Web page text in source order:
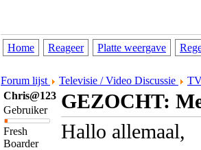
Home Reageer Platte weergave
Forum lijst Televisie / Video Discussie
Chris@123
Gebruiker
Fresh
Boarder
GEZOCHT:
Hallo allemaal,